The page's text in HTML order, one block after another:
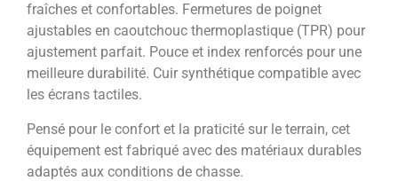
fraîches et confortables. Fermetures de poignet
ajustables en caoutchouc thermoplastique (TPR) pour
ajustement parfait. Pouce et index renforcés pour une
meilleure durabilité. Cuir synthétique compatible avec
les écrans tactiles.
Pensé pour le confort et la praticité sur le terrain, cet
équipement est fabriqué avec des matériaux durables
adaptés aux conditions de chasse.